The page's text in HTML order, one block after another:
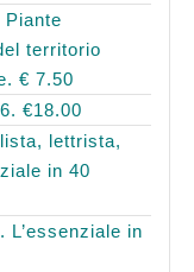
Piante
territorio
€ 7.50
€18.00
lettrista,
in 40
L’essenziale in